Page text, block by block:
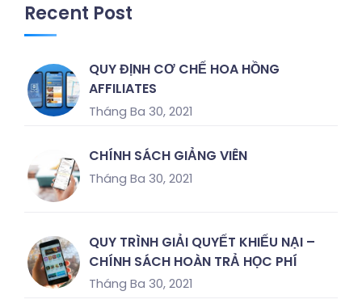
Recent Post
QUY ĐỊNH CƠ CHẾ HOA HỒNG
AFFILIATES
Tháng Ba 30, 2021
CHÍNH SÁCH GIẢNG VIÊN
Tháng Ba 30, 2021
QUY TRÌNH GIẢI QUYẾT KHIẾU NẠI –
CHÍNH SÁCH HOÀN TRẢ HỌC PHÍ
Tháng Ba 30, 2021